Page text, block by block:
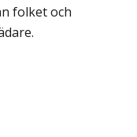
folket och